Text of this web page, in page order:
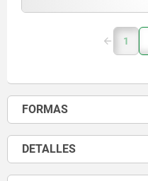
1
FORMAS
DETALLES